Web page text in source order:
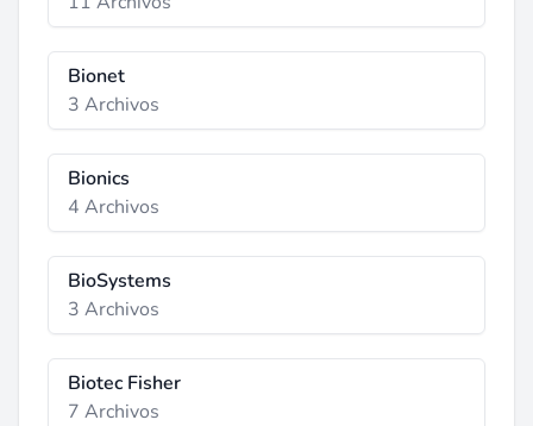
Bionet
3 Archivos
Bionics
4 Archivos
BioSystems
3 Archivos
Biotec Fisher
7 Archivos